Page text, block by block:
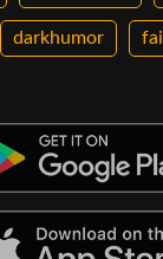
darkhumor fail